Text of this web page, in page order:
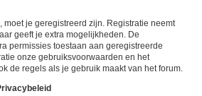
moet je geregistreerd zijn. Registratie neemt
geeft je extra mogelijkheden. De
permissies toestaan aan geregistreerde
onze gebruiksvoorwaarden en het
de regels als je gebruik maakt van het forum.